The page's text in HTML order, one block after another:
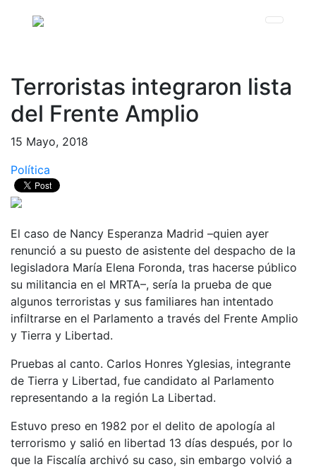
Terroristas integraron lista
del Frente Amplio
15 Mayo, 2018
Política
El caso de Nancy Esperanza Madrid –quien ayer
renunció a su puesto de asistente del despacho de la
legisladora María Elena Foronda, tras hacerse público
su militancia en el MRTA–, sería la prueba de que
algunos terroristas y sus familiares han intentado
infiltrarse en el Parlamento a través del Frente Amplio
y Tierra y Libertad.
Pruebas al canto. Carlos Honres Yglesias, integrante
de Tierra y Libertad, fue candidato al Parlamento
representando a la región La Libertad.
Estuvo preso en 1982 por el delito de apología al
terrorismo y salió en libertad 13 días después, por lo
que la Fiscalía archivó su caso, sin embargo volvió a